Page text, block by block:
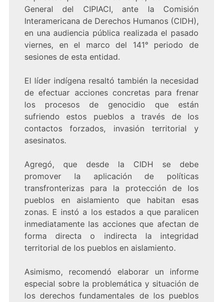
General del CIPIACI, ante la Comisión
Interamericana de Derechos Humanos (CIDH),
en una audiencia pública realizada el pasado
viernes, en el marco del 141° periodo de
sesiones de esta entidad.
El líder indígena resaltó también la necesidad
de efectuar acciones concretas para frenar
los procesos de genocidio que están
sufriendo estos pueblos a través de los
contactos forzados, invasión territorial y
asesinatos.
Agregó, que desde la CIDH se debe
promover la aplicación de políticas
transfronterizas para la protección de los
pueblos en aislamiento que habitan esas
zonas. E instó a los estados a que paralicen
inmediatamente las acciones que afectan de
forma directa o indirecta la integridad
territorial de los pueblos en aislamiento.
Asimismo, recomendó elaborar un informe
especial sobre la problemática y situación de
los derechos fundamentales de los pueblos